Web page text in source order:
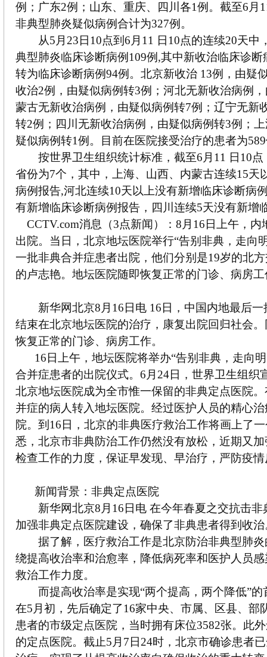
例；广东2例；山东、重庆、四川各1例。截至6月
非典型肺炎疑似病例合计为327例。
从5月23日10点到6月11 日10点的连续20天中
典型肺炎临床诊断病例109例,其中新收治临床诊
转为临床诊断病例94例。北京新收治 13例，由疑
收治2例，由疑似病例转3例；河北无新收治病例
蒙古无新收治病例，由疑似病例转7例；辽宁无新
转2例；四川无新收治病例，由疑似病例转3例；
疑似病例转1例。目前在医院接受治疗的患者为
按世界卫生组织统计标准，截至6月11 日10点
省份为7个，其中，上海、山西、内蒙古连续15天
病例报告,河北连续10天以上没有新增临床诊断病
有新增临床诊断病例报告，四川连续5天没有新增
CCTV.com消息（3点新闻）：8月16日上午，内
出院。当日，北京地坛医院举行“告别非典，走向
一批非典合并症患者出院，他们分别是19岁的北
的卢志艳。地坛医院随即恢复正常的门诊、病房
新华网北京8月16日电 16日，中国内地最后一
结束在北京地坛医院的治疗，康复出院回归社会
恢复正常的门诊、病房工作。
16日上午，地坛医院将举办“告别非典，走向
合并症患者的出院仪式。6月24日，世界卫生组织
北京地坛医院成为全市惟一保留的非典定点医院
并症的病人转入地坛医院。经过医护人员的精心
院。到16日，北京的非典医疗救治工作将画上了
悉，北京市非典防治工作仍然没有放松，近期又
检查工作的力度，保证早发现、早治疗，严防疫
新闻背景：非典定点医院
新华网北京8月16日电 在今年春夏之交抗击非
加强非典定点医院建设，确保了非典患者得到收治
据了解，医疗救治工作是北京防治非典型肺炎
绕提高收治率和治愈率，降低病死率和医护人员
救治工作力度。
而提高收治率是实现“两个提高，两个降低”的
在5月初，先后确定了16家中央、市属、区县、部
患者的市级定点医院，当时拥有床位3582张。此
的定点医院。截止5月7日24时，北京市确诊患者